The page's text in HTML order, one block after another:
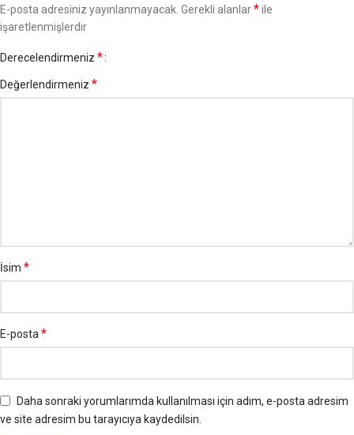
E-posta adresiniz yayınlanmayacak. Gerekli alanlar*ile
işaretlenmişlerdir
Derecelendirmeniz *
Değerlendirmeniz *
İsim *
E-posta *
Daha sonraki yorumlarımda kullanılması için adım, e-posta adresim
ve site adresim bu tarayıcıya kaydedilsin.